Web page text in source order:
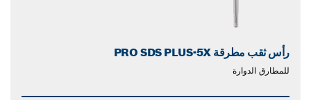
رأس ثقب مطرقة PRO SDS PLUS-5X
للمطارق الدوارة